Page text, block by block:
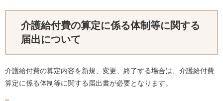
介護給付費の算定に係る体制等に関する
届出について
介護給付費の算定内容を新規、変更、終了する場合は、介護給付費
算定に係る体制等に関する届出書が必要となります。